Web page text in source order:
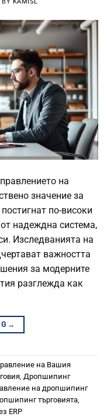
BY KAMISL
на
значение за
по-високи
надеждна система,
Изследванията на
важността
за модерните
разглежда как
→
на Вашия
, Дропшипинг
на дропшипинг
търговията,
ERP